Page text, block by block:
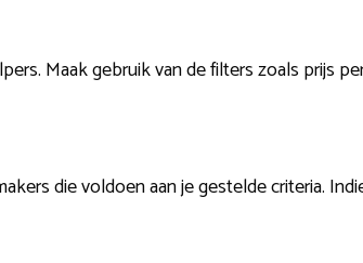
Maak gebruik van de filters zoals prijs
die voldoen aan je gestelde criteria.